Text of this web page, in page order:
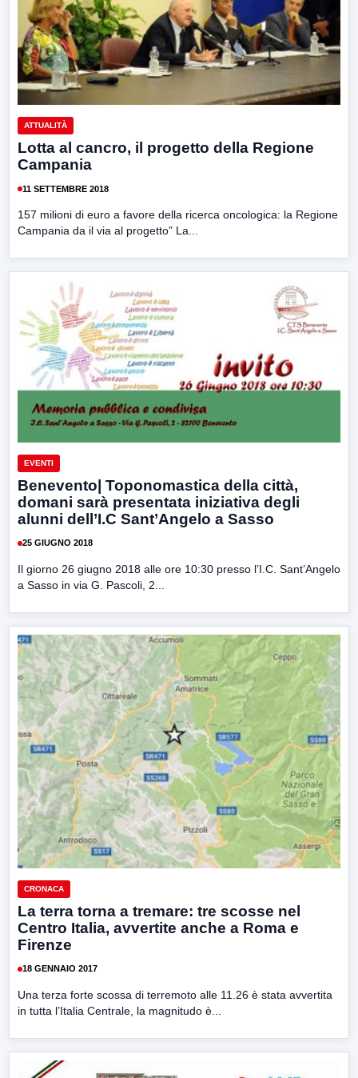
ATTUALITÀ
Lotta al cancro, il progetto della Regione
Campania
11 SETTEMBRE 2018
157 milioni di euro a favore della ricerca oncologica: la Regione
Campania da il via al progetto” La...
EVENTI
Benevento| Toponomastica della città,
domani sarà presentata iniziativa degli
alunni dell’I.C Sant’Angelo a Sasso
25 GIUGNO 2018
Il giorno 26 giugno 2018 alle ore 10:30 presso l’I.C. Sant’Angelo
a Sasso in via G. Pascoli, 2...
CRONACA
La terra torna a tremare: tre scosse nel
Centro Italia, avvertite anche a Roma e
Firenze
18 GENNAIO 2017
Una terza forte scossa di terremoto alle 11.26 è stata avvertita
in tutta l’Italia Centrale, la magnitudo è...